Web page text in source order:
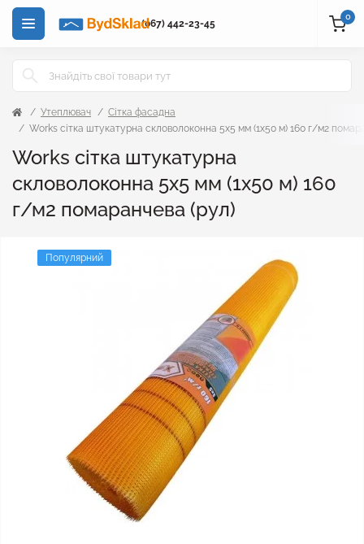
(067) 442-23-45
0
Утеплювач
Сітка фасадна
Works сітка штукатурна скловолоконна 5x5 мм (1x50 м) 160 г/м2
Works сітка штукатурна
скловолоконна 5x5 мм (1x50 м) 160
г/м2 помаранчева (рул)
Популярний